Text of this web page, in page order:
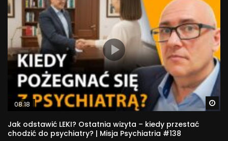
08:18
Jak odstawić LEKI? Ostatnia wizyta – kiedy przestać
chodzić do psychiatry? | Misja Psychiatria #138